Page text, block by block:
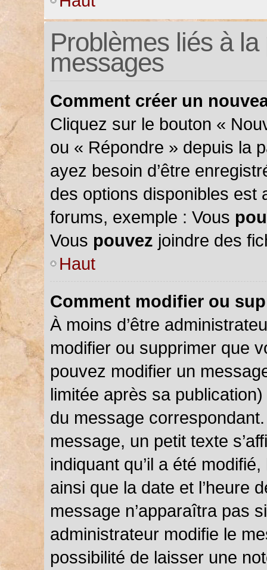
Problèmes liés à
messages
Comment créer un
Cliquez sur le bouton «
ou « Répondre » depuis la
ayez besoin d’être
des options disponibles est
forums, exemple : Vous
Vous pouvez joindre des
Haut
Comment modifier ou
À moins d’être
modifier ou supprimer que
pouvez modifier un
limitée après sa
du message
message, un petit texte
indiquant qu’il a été
ainsi que la date et l’heure
message n’apparaîtra pas
administrateur modifie le
possibilité de laisser une